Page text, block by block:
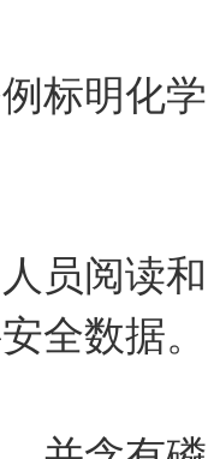
标明化学
员阅读和
全数据。